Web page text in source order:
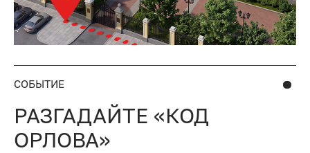
СОБЫТИЕ
РАЗГАДАЙТЕ «КОД
ОРЛОВА»